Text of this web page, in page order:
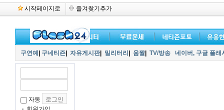
시작페이지로 즐겨찾기추가
구연예 구네티즌 자유게시판| 밀리터리 움짤| TV/방송 네이버, 구글 플
자동